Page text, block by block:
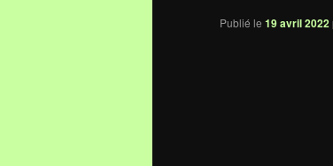
Publié le 19 avril 2022